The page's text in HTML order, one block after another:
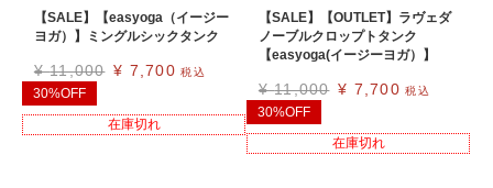
【SALE】【easyoga（イージー
ヨガ）】ミングルシックタンク
¥ 11,000 ¥ 7,700 税込
30%OFF
在庫切れ
【SALE】【OUTLET】ラヴェダ
ノーブルクロップトタンク
【easyoga(イージーヨガ）】
¥ 11,000 ¥ 7,700 税込
30%OFF
在庫切れ